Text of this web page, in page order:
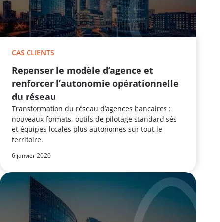
CAS CLIENTS
Repenser le modèle d’agence et
renforcer l’autonomie opérationnelle
du réseau
Transformation du réseau d’agences bancaires :
nouveaux formats, outils de pilotage standardisés
et équipes locales plus autonomes sur tout le
territoire.
6 janvier 2020